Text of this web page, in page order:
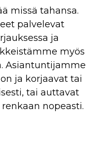
missä tahansa.
palvelevat
ja
myös
Asiantuntijamme
ja korjaavat tai
tai auttavat
nopeasti.